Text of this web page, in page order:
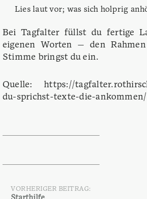
Lies laut vor; was sich holprig
Bei Tagfalter füllst du fertige
eigenen Worten — den
Stimme bringst du ein.
Quelle: https://
du-sprichst-texte-die-ankommen/
VORHERIGER BEITRAG: